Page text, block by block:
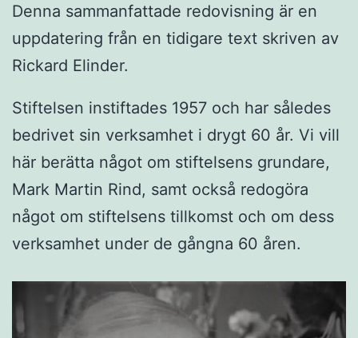
Denna sammanfattade redovisning är en
uppdatering från en tidigare text skriven av
Rickard Elinder.
Stiftelsen instiftades 1957 och har således
bedrivet sin verksamhet i drygt 60 år. Vi vill
här berätta något om stiftelsens grundare,
Mark Martin Rind, samt också redogöra
något om stiftelsens tillkomst och om dess
verksamhet under de gångna 60 åren.